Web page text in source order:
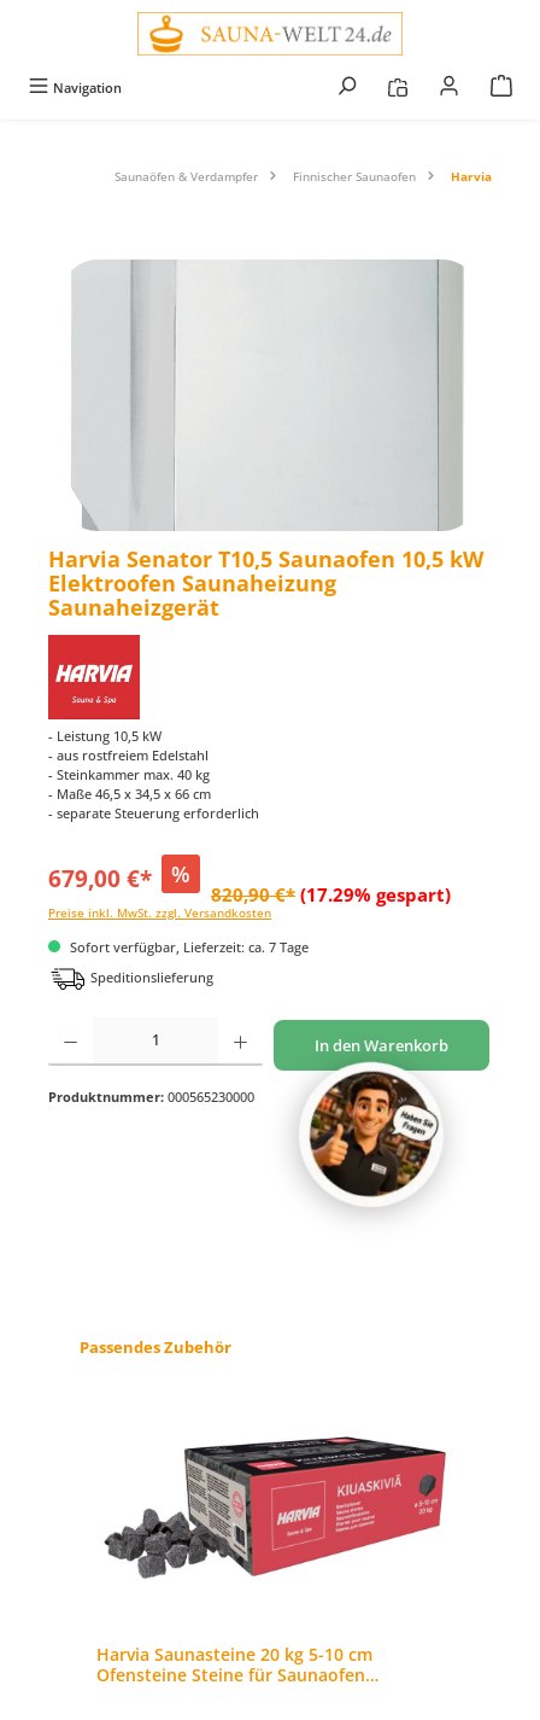
Navigation
Saunaöfen & Verdampfer Finnischer Saunaofen Harvia
Bildergalerie überspringen
Harvia Senator T10,5 Saunaofen 10,5 kW
Elektroofen Saunaheizung
Saunaheizgerät
- Leistung 10,5 kW
- aus rostfreiem Edelstahl
- Steinkammer max. 40 kg
- Maße 46,5 x 34,5 x 66 cm
- separate Steuerung erforderlich
679,00 €* %
820,90 €* (17.29% gespart)
Preise inkl. MwSt. zzgl. Versandkosten
Sofort verfügbar, Lieferzeit: ca. 7 Tage
Speditionslieferung
Produkt Anzahl: Gib den gewünschten Wert ein oder benutze die Schaltflächen um
In den Warenkorb
Produktnummer: 000565230000
Produktgalerie überspringen
Passendes Zubehör
Harvia Saunasteine 20 kg 5-10 cm
Ofensteine Steine für Saunaofen